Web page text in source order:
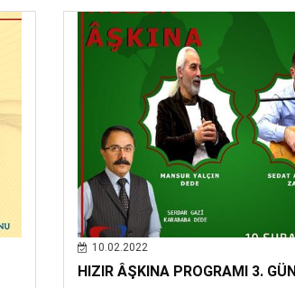
10.02.2022
HIZIR ÂŞKINA PROGRAMI 3. GÜN